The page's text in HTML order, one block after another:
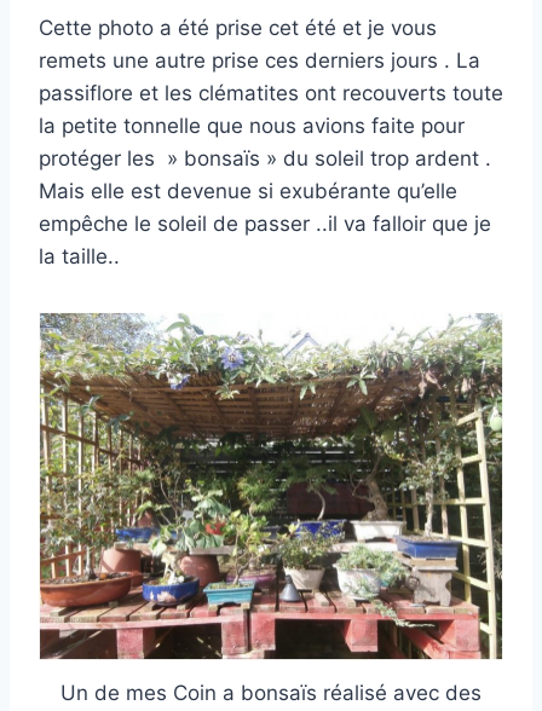
Cette photo a été prise cet été et je vous
remets une autre prise ces derniers jours . La
passiflore et les clématites ont recouverts toute
la petite tonnelle que nous avions faite pour
protéger les » bonsaïs » du soleil trop ardent .
Mais elle est devenue si exubérante qu’elle
empêche le soleil de passer ..il va falloir que je
la taille..
Un de mes Coin a bonsaïs réalisé avec des